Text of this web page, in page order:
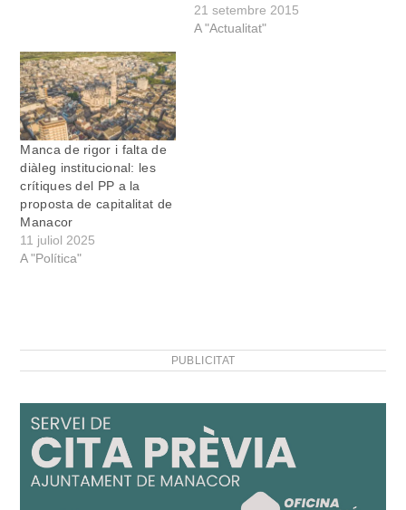
va ser llegida per la
regidora popular Maria Bel
21 setembre 2015
A "Actualitat"
Manca de rigor i falta de
diàleg institucional: les
crítiques del PP a la
proposta de capitalitat de
Manacor
11 juliol 2025
A "Política"
PUBLICITAT